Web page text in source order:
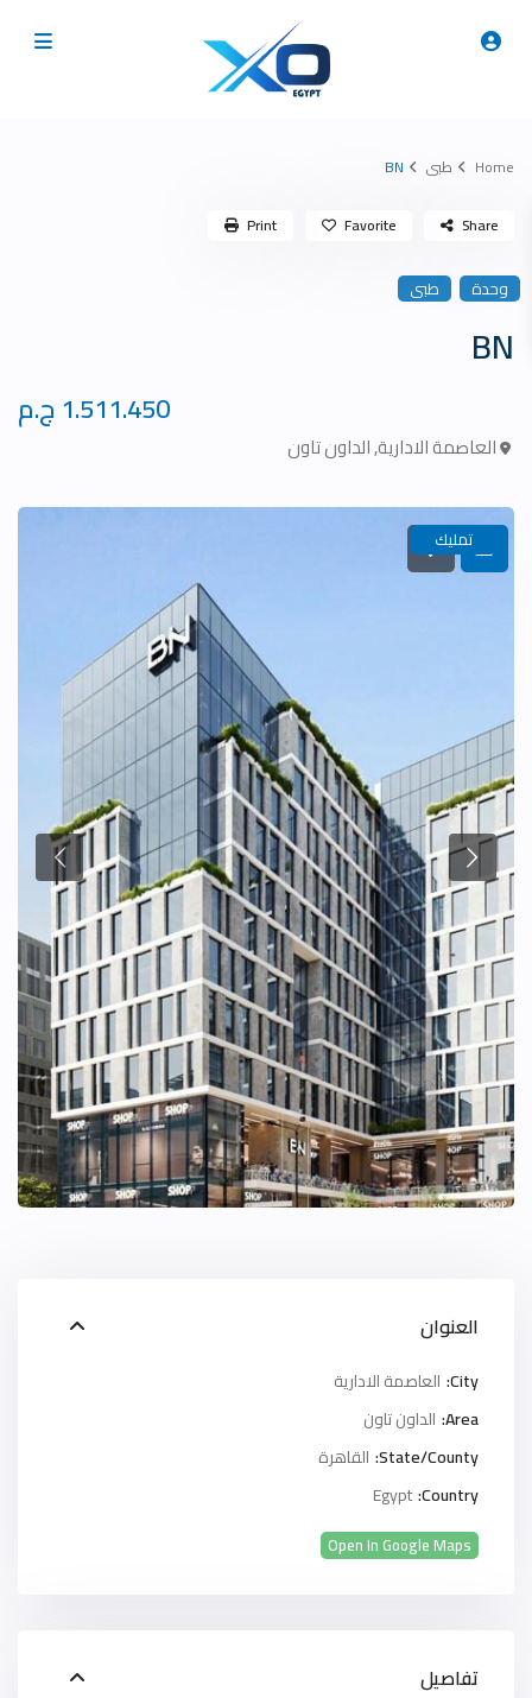
Home طبى BN
وحدة طبى
BN
العاصمة الادارية,الداون تاون
Share
Favorite
Print
تمليك
العنوان
City: العاصمة الادارية
Area: الداون تاون
State/County: القاهرة
Country:
Egypt
Open In Google Maps
تفاصيل